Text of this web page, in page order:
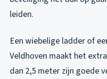
leiden.
Een wiebelige ladder of
Veldhoven maakt het
dan 2,5 meter zijn goede